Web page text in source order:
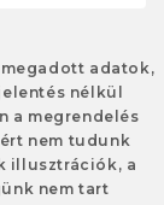
adatok,
nélkül
a megrendelés
nem tudunk
illusztrációk, a
nem tart